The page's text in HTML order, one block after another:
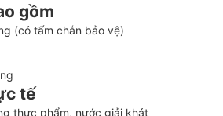
gồm
(có tấm chắn bảo vệ)
tế
thực phẩm, nước giải khát